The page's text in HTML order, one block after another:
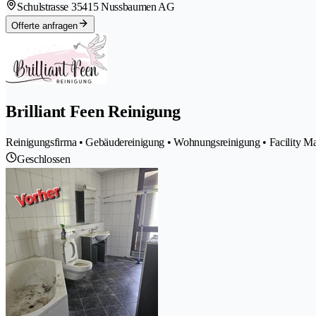
Schulstrasse 35415 Nussbaumen AG
Offerte anfragen
Brilliant Feen Reinigung
Reinigungsfirma • Gebäudereinigung • Wohnungsreinigung • Facility
Geschlossen